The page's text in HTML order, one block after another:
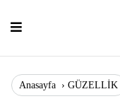
Anasayfa › GÜZELLİK